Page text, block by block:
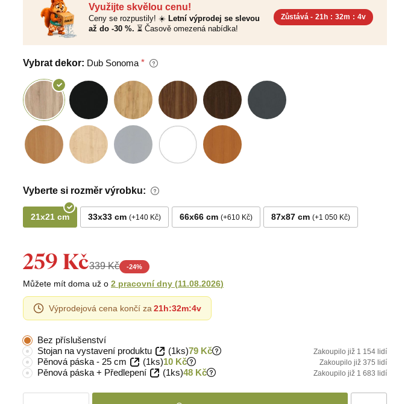
Využijte skvělou cenu!
Ceny se rozpustily! ☀️ Letní výprodej se slevou
až do -30 %. ⏳ Časově omezená nabídka!
Zůstává - 21h : 32m : 2v
Vybrat dekor: Dub Sonoma
Vyberte si rozměr výrobku:
21x21 cm 33x33 cm +140 Kč 66x66 cm +610 Kč 87x87 cm +1 050 Kč
259 Kč339 Kč -24%
Můžete mít doma už o 2 pracovní dny (11.08.2026)
Výprodejová cena končí za 21h:32m:2v
Bez příslušenství
Stojan na vystavení produktu
(1ks)79 Kč Zakoupilo již 1 154 lidí
Pěnová páska - 25 cm (1ks)10 Kč Zakoupilo již 375 lidí
Pěnová páska + Předlepení (1ks)48 Kč Zakoupilo již 1 683 lidí